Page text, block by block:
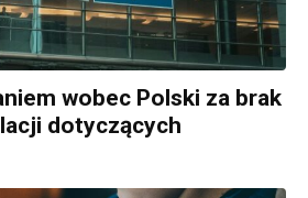
wobec Polski za brak
dotyczących